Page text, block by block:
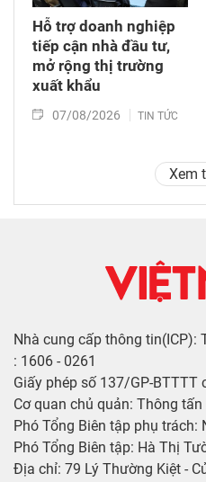
Hỗ trợ doanh nghiệp
tiếp cận nhà đầu tư,
mở rộng thị trường
xuất khẩu
07/08/2026 TIN TỨC
Xem
Nhà cung cấp thông tin(ICP):
: 1606 - 0261
Giấy phép số 137/GP-
Cơ quan chủ quản: Thông
Phó Tổng Biên tập phụ trách:
Phó Tổng Biên tập: Hà Thị
Địa chỉ: 79 Lý Thường Kiệt -